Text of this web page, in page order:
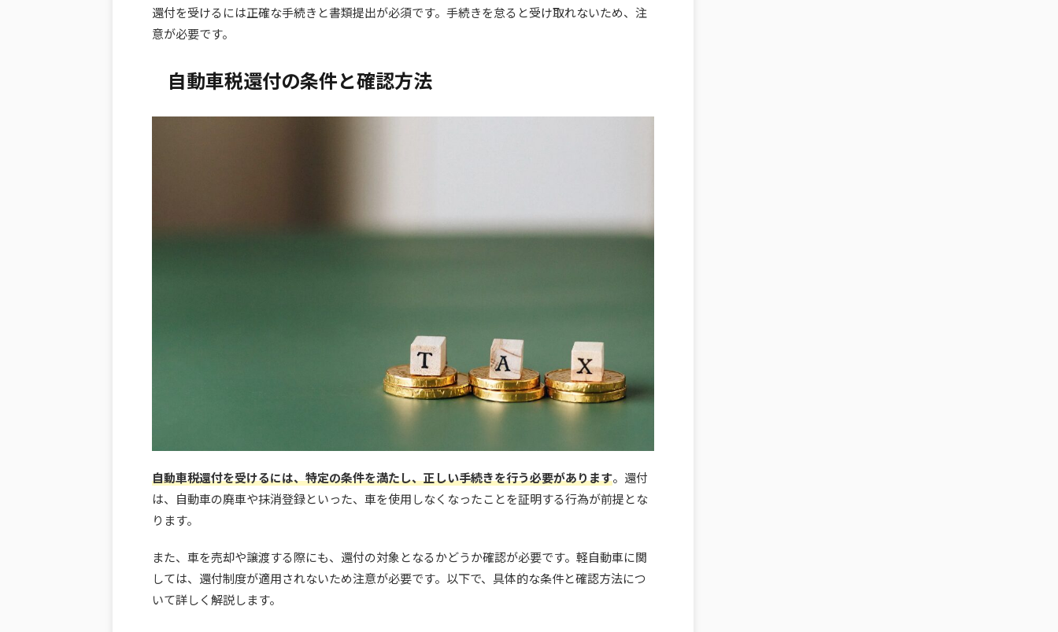
還付を受けるには正確な手続きと書類提出が必須です。手続きを怠ると受け取れないため、注
意が必要です。
自動車税還付の条件と確認方法
自動車税還付を受けるには、特定の条件を満たし、正しい手続きを行う必要があります。還付
は、自動車の廃車や抹消登録といった、車を使用しなくなったことを証明する行為が前提とな
ります。
また、車を売却や譲渡する際にも、還付の対象となるかどうか確認が必要です。軽自動車に関
しては、還付制度が適用されないため注意が必要です。以下で、具体的な条件と確認方法につ
いて詳しく解説します。